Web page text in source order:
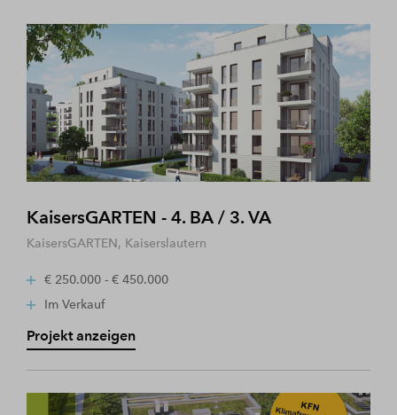
KaisersGARTEN - 4. BA / 3. VA
KaisersGARTEN, Kaiserslautern
€ 250.000 - € 450.000
Im Verkauf
Projekt anzeigen